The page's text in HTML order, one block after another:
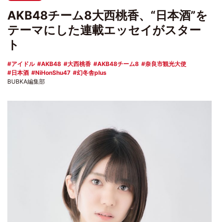
AKB48チーム8大西桃香、“日本酒”を
テーマにした連載エッセイがスター
ト
アイドル AKB48 大西桃香 AKB48チーム8
奈良市観光大使
日本酒
NiHonShu47
幻冬舎plus
BUBKA編集部